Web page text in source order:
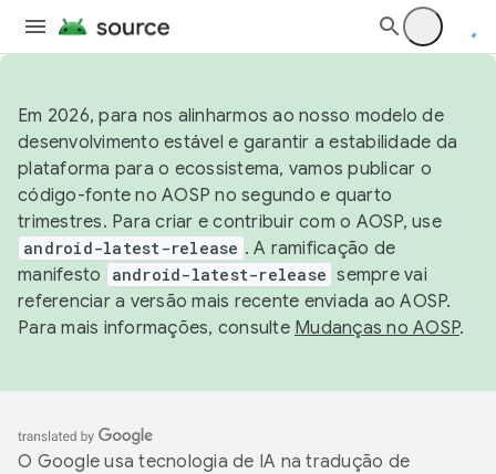
Em 2026, para nos alinharmos ao nosso modelo de
desenvolvimento estável e garantir a estabilidade da
plataforma para o ecossistema, vamos publicar o
código-fonte no AOSP no segundo e quarto
trimestres. Para criar e contribuir com o AOSP, use
android-latest-release . A ramificação de
manifesto
android-latest-release sempre vai
referenciar a versão mais recente enviada ao AOSP.
Para mais informações, consulte Mudanças no AOSP.
O Google usa tecnologia de IA na tradução de